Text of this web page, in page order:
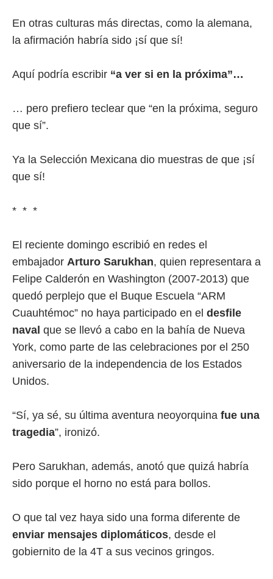
En otras culturas más directas, como la alemana,
la afirmación habría sido ¡sí que sí!
Aquí podría escribir “a ver si en la próxima”…
… pero prefiero teclear que “en la próxima, seguro
que sí”.
Ya la Selección Mexicana dio muestras de que ¡sí
que sí!
* * *
El reciente domingo escribió en redes el
embajador Arturo Sarukhan, quien representara a
Felipe Calderón en Washington (2007-2013) que
quedó perplejo que el Buque Escuela “ARM
Cuauhtémoc” no haya participado en el desfile
naval que se llevó a cabo en la bahía de Nueva
York, como parte de las celebraciones por el 250
aniversario de la independencia de los Estados
Unidos.
“Sí, ya sé, su última aventura neoyorquina fue una
tragedia”, ironizó.
Pero Sarukhan, además, anotó que quizá habría
sido porque el horno no está para bollos.
O que tal vez haya sido una forma diferente de
enviar mensajes diplomáticos, desde el
gobiernito de la 4T a sus vecinos gringos.